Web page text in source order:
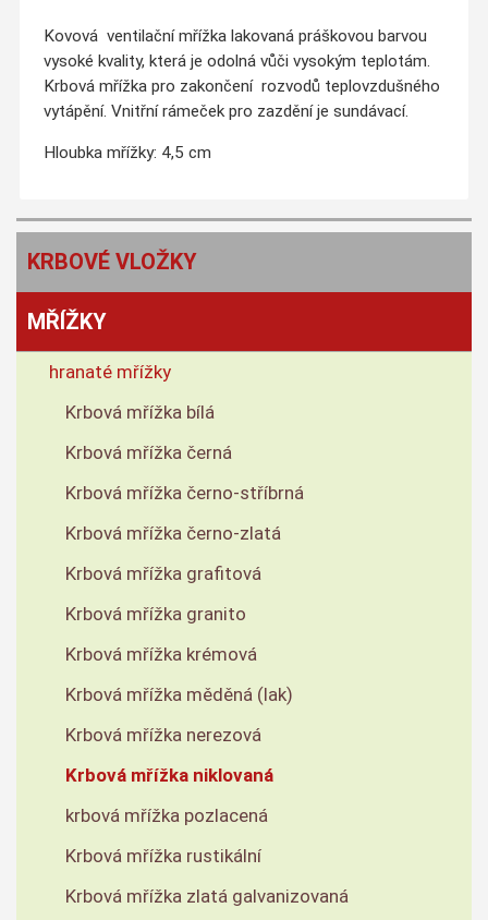
Kovová ventilační mřížka lakovaná práškovou barvou
vysoké kvality, která je odolná vůči vysokým teplotám.
Krbová mřížka pro zakončení rozvodů teplovzdušného
vytápění. Vnitřní rámeček pro zazdění je sundávací.
Hloubka mřížky: 4,5 cm
KRBOVÉ VLOŽKY
MŘÍŽKY
hranaté mřížky
Krbová mřížka bílá
Krbová mřížka černá
Krbová mřížka černo-stříbrná
Krbová mřížka černo-zlatá
Krbová mřížka grafitová
Krbová mřížka granito
Krbová mřížka krémová
Krbová mřížka měděná (lak)
Krbová mřížka nerezová
Krbová mřížka niklovaná
krbová mřížka pozlacená
Krbová mřížka rustikální
Krbová mřížka zlatá galvanizovaná